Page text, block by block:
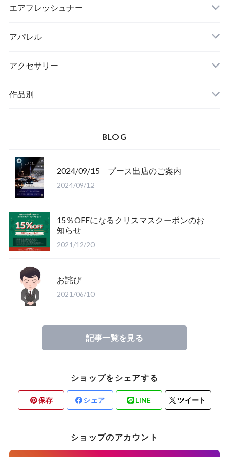
エアフレッシュナー
アパレル
アクセサリー
作品別
BLOG
2024/09/15 ブース出店のご案内
2024/09/12
15％OFFになるクリスマスクーポンのお
知らせ
2021/12/20
お詫び
2021/06/10
記事一覧を見る
ショップをシェアする
保存 シェア LINE ツイート
ショップのアカウント